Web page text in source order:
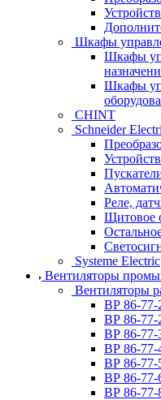
Шкафы
Шкафы
Шкафы
CHINT
Schneider
Реле,
Щитовое
Systeme Electric
Вентиляторы
Вентиляторы
ВР 86-77-
ВР 86-77-
ВР 86-77-
ВР 86-77-
ВР 86-77-
ВР 86-77-
ВР 86-77-